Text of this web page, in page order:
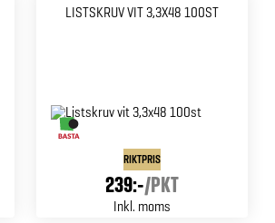
LISTSKRUV VIT 3,3X48 100ST
RIKTPRIS
239:-/PKT
Inkl. moms